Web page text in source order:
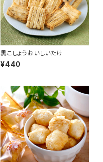
黒こしょうおいしいたけ
¥440